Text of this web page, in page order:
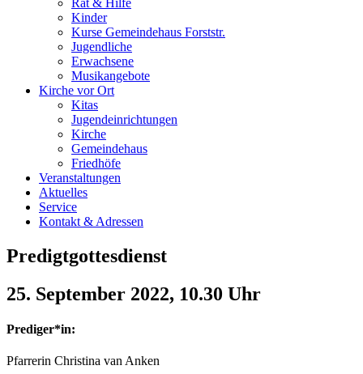
Kinder
Kurse Gemeindehaus Forststr.
Jugendliche
Erwachsene
Musikangebote
Kirche vor Ort
Kitas
Jugendeinrichtungen
Kirche
Gemeindehaus
Friedhöfe
Veranstaltungen
Aktuelles
Service
Kontakt & Adressen
Predigtgottesdienst
25. September 2022, 10.30 Uhr
Prediger*in:
Pfarrerin Christina van Anken